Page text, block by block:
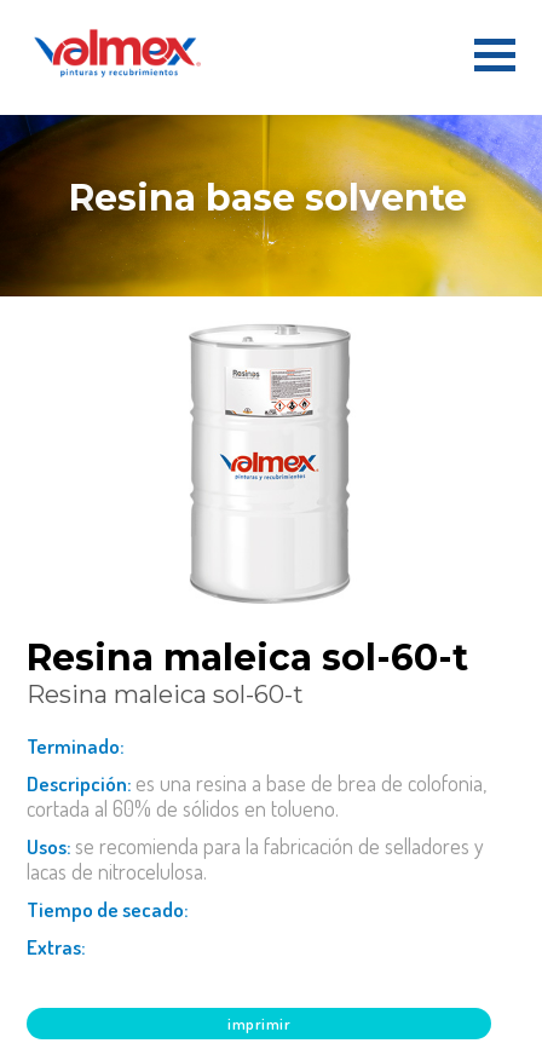
resina base solvente
resina maleica sol-60-t
resina maleica sol-60-t
terminado:
descripción: es una resina a base de brea de colofonia,
cortada al 60% de sólidos en tolueno.
usos:se recomienda para la fabricación de selladores y
lacas de nitrocelulosa.
tiempo de secado:
extras:
imprimir